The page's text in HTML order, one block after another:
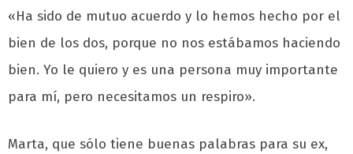
«Ha sido de mutuo acuerdo y lo hemos hecho por el
bien de los dos, porque no nos estábamos haciendo
bien. Yo le quiero y es una persona muy importante
para mí, pero necesitamos un respiro».
Marta, que sólo tiene buenas palabras para su ex,